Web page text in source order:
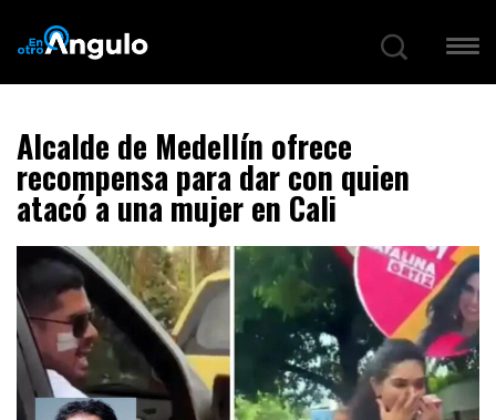
Alcalde de Medellín ofrece
recompensa para dar con quien
atacó a una mujer en Cali